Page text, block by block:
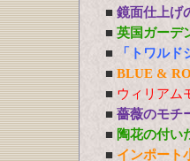
■ 鏡面仕上げ
■ 英国ガーデ
■
「トワル
■ BLUE &
■ ウィリアム
■ 薔薇のモチ
■ 陶花の付い
■ インポート